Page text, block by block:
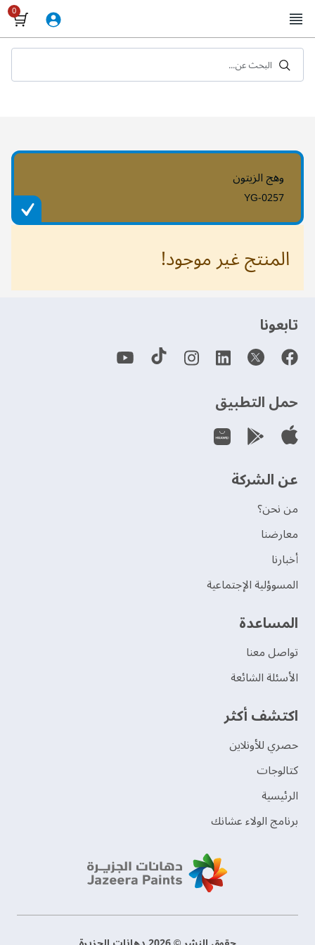
to
Content
البحث عن...
وهج الزيتون
YG-0257
المنتج غير موجود!
‫تابعونا‬
حمل التطبيق
عن الشركة
من نحن؟
‫معارضنا‬
‫أخبارنا‬
المسوؤلية الإجتماعية
‫المساعدة‬
تواصل معنا
الأسئلة الشائعة
اكتشف أكثر
حصري للأونلاين
‫كتالوجات‬
الرئيسية
برنامج الولاء عشانك